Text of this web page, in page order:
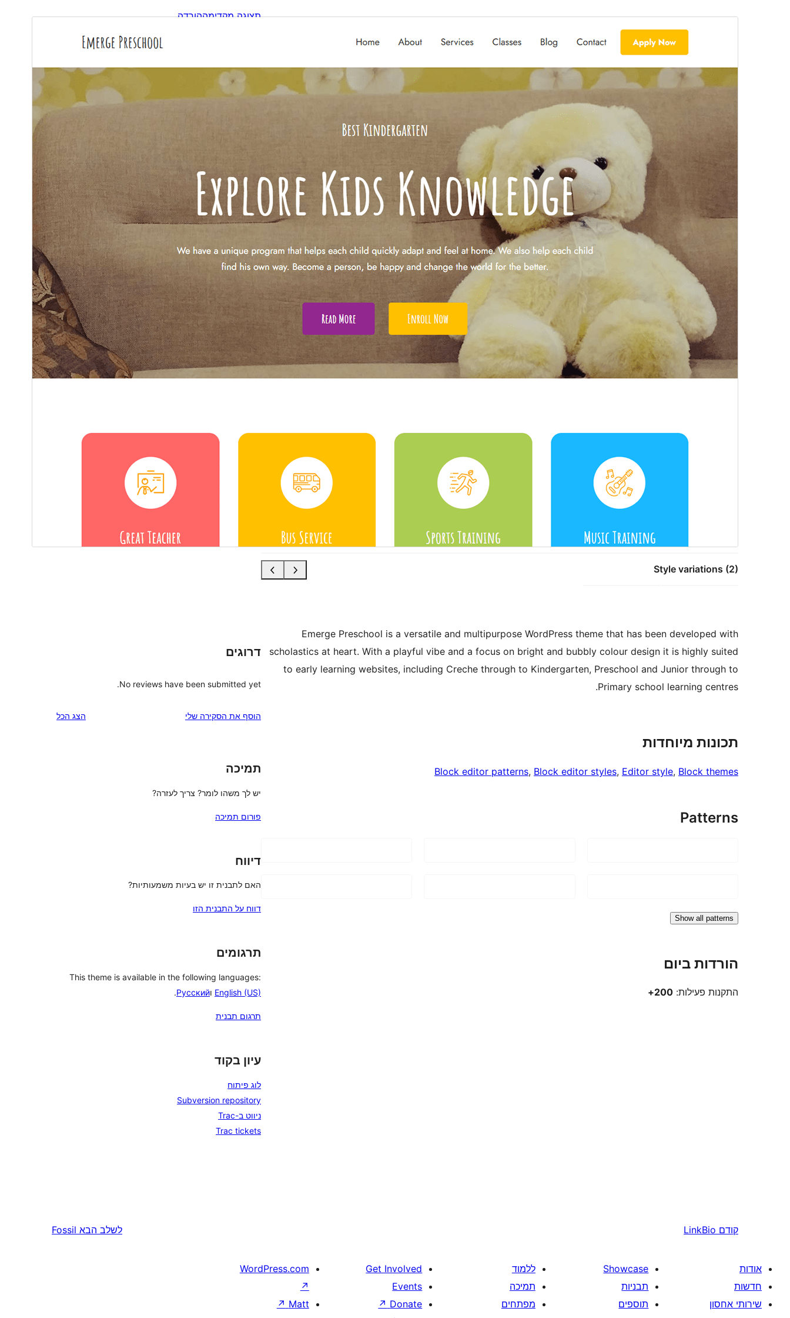
Style variations (2)
תצוגה מקדימההורדה
התקנות פעילות
200+
גרסת וורדפרס
6.3
גרסת PHP
Emerge Preschool is a versatile and multipurpose WordPress theme that has been developed with
scholastics at heart. With a playful vibe and a focus on bright and bubbly colour design it is highly suited
to early learning websites, including Creche through to Kindergarten, Preschool and Junior through to
Primary school learning centres.
תכונות מיוחדות
Block editor patterns, Block editor styles, Editor style, Block themes
Patterns
Show all patterns
הורדות ביום
התקנות פעילות: 200+
דרוגים
No reviews have been submitted yet.
הוסף את הסקירה שלי הצג הכל
תמיכה
יש לך משהו לומר? צריך לעזרה?
פורום תמיכה
דיווח
האם לתבנית זו יש בעיות משמעותיות?
דווח על התבנית הזו
תרגומים
This theme is available in the following languages:
English (US) וРусский
.
תרגום תבנית
עיון בקוד
לוג פיתוח
Subversion repository
ניווט ב-Trac
Trac tickets
קודם LinkBio לשלב הבא Fossil
אודות
חדשות
שירותי אחסון
Showcase
תבניות
תוספים
ללמוד
תמיכה
מפתחים
Get Involved
Events
Donate
↗
WordPress.com
↗
Matt
↗